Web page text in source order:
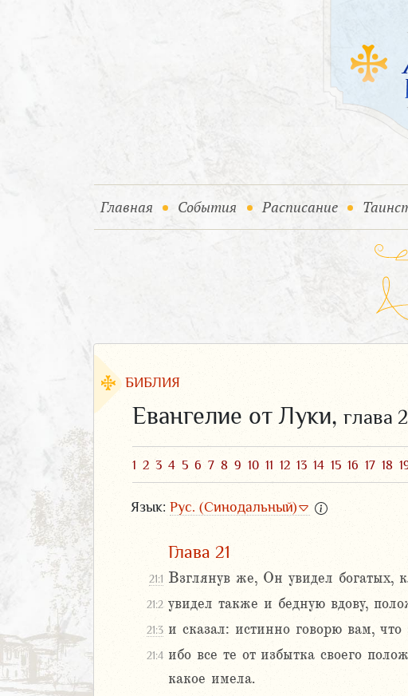
Главная (current)
События (current)
Расписание
БИБЛИЯ
Евангелие от Луки, глава
1 2 3 4 5 6 7 8 9 10 11 12 13 14 15 16 17 18
Язык: Рус. (Синодальный)
Глава 21
21:1 Взглянув же, Он увидел богатых,
21:2 увидел также и бедную вдову,
21:3 и сказал: истинно говорю вам,
21:4 ибо все те от избытка своего
какое имела.